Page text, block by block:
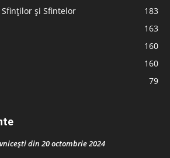
și Sfintelor
183
163
160
160
79
din 20 octombrie 2024